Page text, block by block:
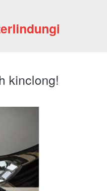
kinclong!